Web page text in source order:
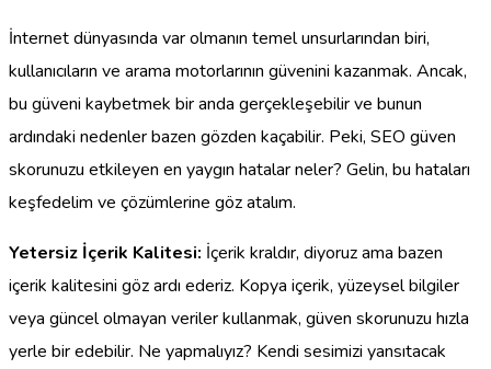
İnternet dünyasında var olmanın temel unsurlarından biri,
kullanıcıların ve arama motorlarının güvenini kazanmak. Ancak,
bu güveni kaybetmek bir anda gerçekleşebilir ve bunun
ardındaki nedenler bazen gözden kaçabilir. Peki, SEO güven
skorunuzu etkileyen en yaygın hatalar neler? Gelin, bu hataları
keşfedelim ve çözümlerine göz atalım.
Yetersiz İçerik Kalitesi: İçerik kraldır, diyoruz ama bazen
içerik kalitesini göz ardı ederiz. Kopya içerik, yüzeysel bilgiler
veya güncel olmayan veriler kullanmak, güven skorunuzu hızla
yerle bir edebilir. Ne yapmalıyız? Kendi sesimizi yansıtacak